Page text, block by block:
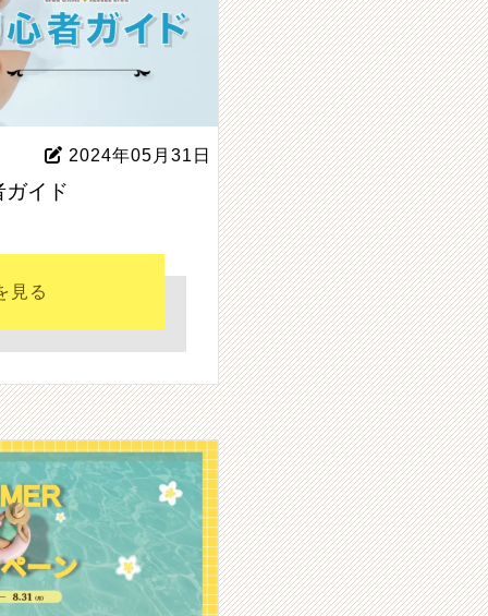
2024年05月31日
イド
見る